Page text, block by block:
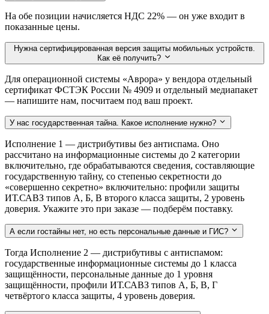
На обе позиции начисляется НДС 22% — он уже входит в
показанные цены.
Нужна сертифицированная версия защиты мобильных устройств.
Как её получить?
Для операционной системы «Аврора» у вендора отдельный
сертификат ФСТЭК России № 4909 и отдельный медиапакет
— напишите нам, посчитаем под ваш проект.
У нас государственная тайна. Какое исполнение нужно?
Исполнение 1 — дистрибутивы без антиспама. Оно
рассчитано на информационные системы до 2 категории
включительно, где обрабатываются сведения, составляющие
государственную тайну, со степенью секретности до
«совершенно секретно» включительно: профили защиты
ИТ.САВЗ типов А, Б, В второго класса защиты, 2 уровень
доверия. Укажите это при заказе — подберём поставку.
А если гостайны нет, но есть персональные данные и ГИС?
Тогда Исполнение 2 — дистрибутивы с антиспамом:
государственные информационные системы до 1 класса
защищённости, персональные данные до 1 уровня
защищённости, профили ИТ.САВЗ типов А, Б, В, Г
четвёртого класса защиты, 4 уровень доверия.